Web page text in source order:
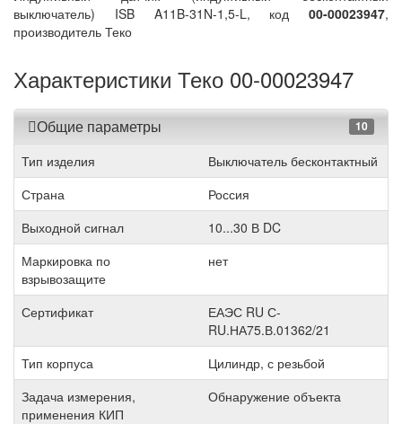
выключатель) ISB A11B-31N-1,5-L, код 00-00023947,
производитель Теко
Характеристики Теко 00-00023947
Общие параметры 10
Тип изделия
Выключатель бесконтактный
Страна
Россия
Выходной сигнал
10...30 В DC
Маркировка по
взрывозащите
нет
Сертификат
ЕАЭС RU С-
RU.НА75.В.01362/21
Тип корпуса
Цилиндр, с резьбой
Задача измерения,
применения КИП
Обнаружение объекта